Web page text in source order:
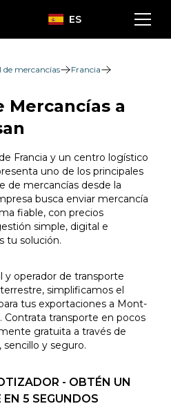
ES
mercancías
Francia
Mercancías a
Francia y un centro logístico
uno de los principales
de mercancías desde la
busca enviar mercancía
fiable, con precios
simple, digital e
tu solución.
y operador de transporte
simplificamos el
tus exportaciones a Mont-
Contrata transporte en pocos
gratuita a través de
sencillo y seguro.
- OBTÉN UN
5 SEGUNDOS